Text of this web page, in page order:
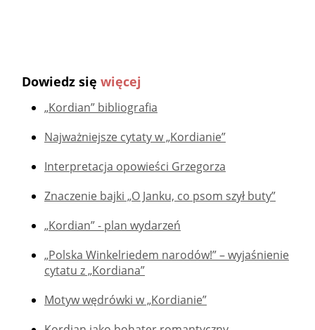
Dowiedz się więcej
„Kordian” bibliografia
Najważniejsze cytaty w „Kordianie”
Interpretacja opowieści Grzegorza
Znaczenie bajki „O Janku, co psom szył buty”
„Kordian” - plan wydarzeń
„Polska Winkelriedem narodów!” – wyjaśnienie
cytatu z „Kordiana”
Motyw wędrówki w „Kordianie”